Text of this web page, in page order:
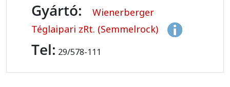
Gyártó:
Wienerberger
Téglaipari zRt. (Semmelrock)
Tel: 29/578-111